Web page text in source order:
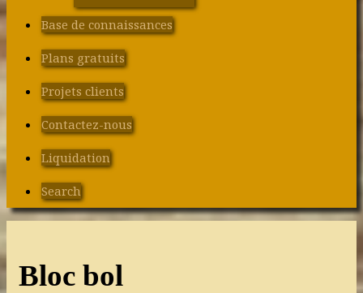
Base de connaissances
Plans gratuits
Projets clients
Contactez-nous
Liquidation
Search
Bloc bol